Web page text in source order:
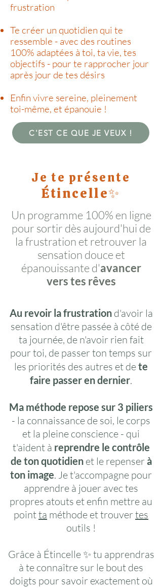
frustration
Te créer un quotidien qui te
ressemble - avec des routines
100% adaptées à toi, ta vie, tes
objectifs - pour te rapprocher jour
après jour de tes désirs
Enfin vivre sereine, pleinement
toi-même, et épanouie !
C'EST CE QUE JE VEUX !
Je te présente
Étincelle✨
Un programme 100% en ligne
pour sortir dès aujourd'hui de
la frustration et retrouver la
sensation douce et
épanouissante d'avancer
vers tes rêves
Au revoir la frustrationd'avoir la
sensation d'être passée à côté de
ta journée, de n'avoir rien fait
pour toi, de passer ton temps sur
les priorités des autres et dete
faire passer en dernier.
Ma méthode repose sur 3 piliers
- la connaissance de soi, le corps
et la pleine conscience - qui
t'aident à reprendre le contrôle
de ton quotidienet le repenserà
ton image. Je t'accompagne pour
apprendre à jouer avec tes
propres atouts et enfin mettre au
pointta méthode et trouvertes
outils !
Grâce à Étincelle ✨ tu apprendras
à te connaître sur le bout des
doigts pour savoir exactement où